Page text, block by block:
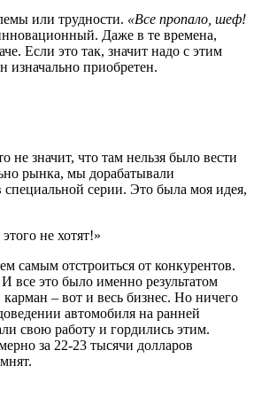
или трудности. «Все пропало, шеф!
Даже в те времена,
Если это так, значит надо с этим
изначально приобретен.
значит, что там нельзя было вести
рынка, мы дорабатывали
серии. Это была моя идея,
не хотят!»
самым отстроиться от конкурентов.
все это было именно результатом
– вот и весь бизнес. Но ничего
автомобиля на ранней
свою работу и гордились этим.
за 22-23 тысячи долларов